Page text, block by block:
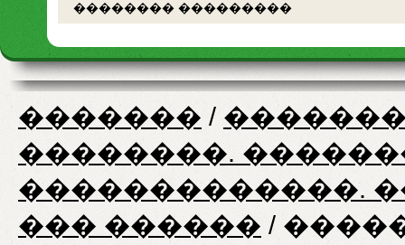
�������� ���������
������� /
��������.
�������������.
��� ������ /